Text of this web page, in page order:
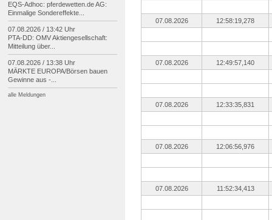
07.08.2026 12:58:19,278
07.08.2026 12:49:57,140
07.08.2026 12:33:35,831
07.08.2026 12:06:56,976
07.08.2026 11:52:34,413
EQS-Adhoc: pferdewetten.de AG:
Einmalige Sondereffekte...
07.08.2026 / 13:42 Uhr
PTA-DD: OMV Aktiengesellschaft:
Mitteilung über...
07.08.2026 / 13:38 Uhr
MÄRKTE EUROPA/Börsen bauen
Gewinne aus -
alle Meldungen